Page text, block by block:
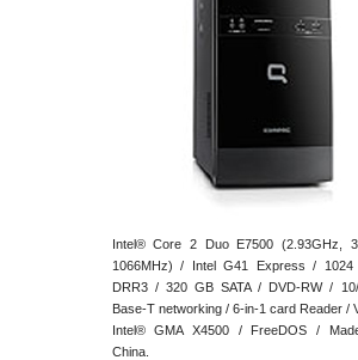
Intel® Core 2 Duo E7500 (2.93GHz,
1066MHz) / Intel G41 Express / 1024
DRR3 / 320 GB SATA / DVD-RW /
Base-T networking / 6-in-1 card Reader /
Intel® GMA X4500 / FreeDOS /
China.